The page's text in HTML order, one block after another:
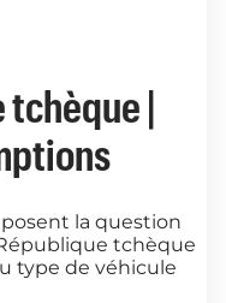
|
la question
tchèque
type de véhicule